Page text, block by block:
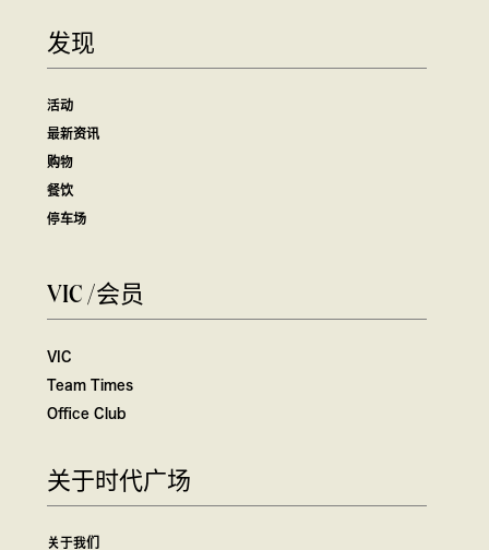
发现
活动
最新资讯
购物
餐饮
停车场
VIC /会员
VIC
Team Times
Office Club
关于时代广场
关于我们